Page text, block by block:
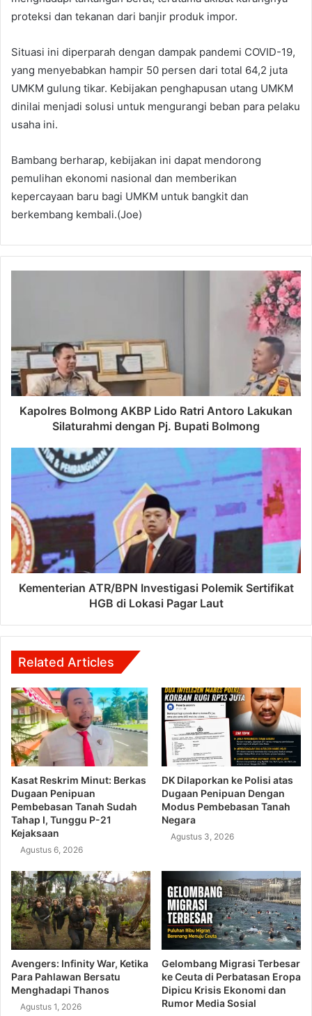
proteksi dan tekanan dari banjir produk impor.
Situasi ini diperparah dengan dampak pandemi COVID-19,
yang menyebabkan hampir 50 persen dari total 64,2 juta
UMKM gulung tikar. Kebijakan penghapusan utang UMKM
dinilai menjadi solusi untuk mengurangi beban para pelaku
usaha ini.
Bambang berharap, kebijakan ini dapat mendorong
pemulihan ekonomi nasional dan memberikan
kepercayaan baru bagi UMKM untuk bangkit dan
berkembang kembali.(Joe)
Kapolres Bolmong AKBP Lido Ratri Antoro Lakukan
Silaturahmi dengan Pj. Bupati Bolmong
Kementerian ATR/BPN Investigasi Polemik Sertifikat
HGB di Lokasi Pagar Laut
Related Articles
Kasat Reskrim Minut: Berkas
Dugaan Penipuan
Pembebasan Tanah Sudah
Tahap I, Tunggu P-21
Kejaksaan
Agustus 6, 2026
DK Dilaporkan ke Polisi atas
Dugaan Penipuan Dengan
Modus Pembebasan Tanah
Negara
Agustus 3, 2026
Avengers: Infinity War, Ketika
Para Pahlawan Bersatu
Menghadapi Thanos
Agustus 1, 2026
Gelombang Migrasi Terbesar
ke Ceuta di Perbatasan Eropa
Dipicu Krisis Ekonomi dan
Rumor Media Sosial